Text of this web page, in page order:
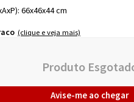
66x46x44cm
Avise-me ao chegar